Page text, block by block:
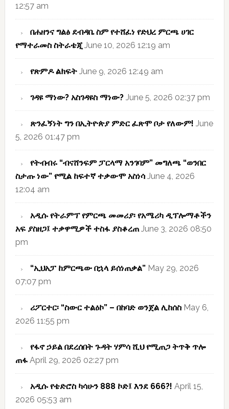
12:57 am
በሐዘንና ግልፅ ደብዳቤ ስም የተሸፈነ የድህረ ምርጫ ሀገር
የማተራመስ ስትራቴጂ June 10, 2026 12:19 am
የጽምዶ ልክፍት June 9, 2026 12:49 am
ገዳዩ ማነው? አስገዳዩስ ማነው? June 5, 2026 02:37 pm
ጽንፈኝነት ግን በኢትዮጵያ ምድር ፈጽሞ ቦታ የለውም! June
5, 2026 01:47 pm
የትብብሩ “ብናሸንፍም ፓርላማ አንገባም” መግለጫ “ወንበር
ስታጡ ነው” የሚል ከፍተኛ ተቃውሞ አስነሳ June 4, 2026
12:04 am
አዲሱ የትራምፕ የምርጫ መመሪያ፡ የአሜሪካ ዲፕሎማቶችን
አፍ ያስዘጋ፤ ተቃዋሚዎች ተስፋ ያስቆረጠ June 3, 2026 08:50
pm
“ኢህአፓ ከምርጫው በኋላ ይሰነጠቃል” May 29, 2026
07:07 pm
ሪፖርተር፡ “ስውር ተልዕኮ” – በከባድ ወንጀል ሊከሰስ May 6,
2026 11:55 pm
የፋኖ ኃይል በደረሰበት ጉዳት ሃምሳ ሺህ የሚጠጋ ትጥቅ ጥሎ
ጠፋ April 29, 2026 02:27 pm
አዲሱ የቴድሮስ ካሳሁን 888 ኮድ፤ እንደ 666?! April 15,
2026 05:53 am